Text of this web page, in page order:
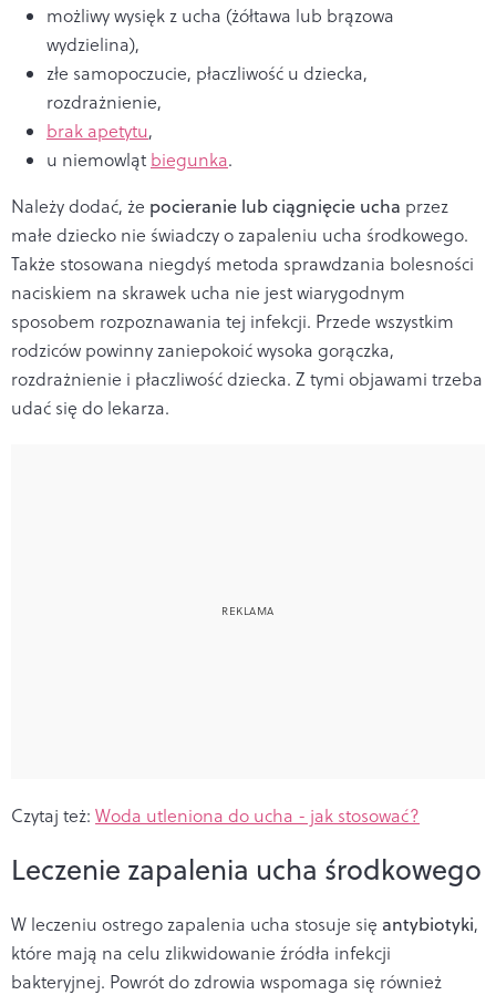
możliwy wysięk z ucha (żółtawa lub brązowa
wydzielina),
złe samopoczucie, płaczliwość u dziecka,
rozdrażnienie,
brak apetytu,
u niemowląt biegunka.
Należy dodać, że pocieranie lub ciągnięcie ucha przez
małe dziecko nie świadczy o zapaleniu ucha środkowego.
Także stosowana niegdyś metoda sprawdzania bolesności
naciskiem na skrawek ucha nie jest wiarygodnym
sposobem rozpoznawania tej infekcji. Przede wszystkim
rodziców powinny zaniepokoić wysoka gorączka,
rozdrażnienie i płaczliwość dziecka. Z tymi objawami trzeba
udać się do lekarza.
Czytaj też: Woda utleniona do ucha - jak stosować?
Leczenie zapalenia ucha środkowego
W leczeniu ostrego zapalenia ucha stosuje się antybiotyki,
które mają na celu zlikwidowanie źródła infekcji
bakteryjnej. Powrót do zdrowia wspomaga się również